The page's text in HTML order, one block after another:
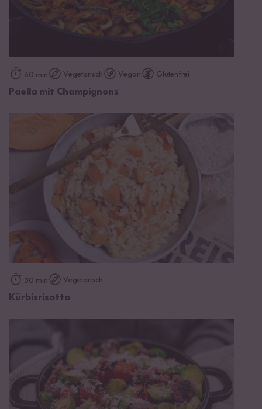
60 min Vegetarisch Vegan Glutenfrei
Paella mit Champignons
30 min Vegetarisch
Kürbisrisotto